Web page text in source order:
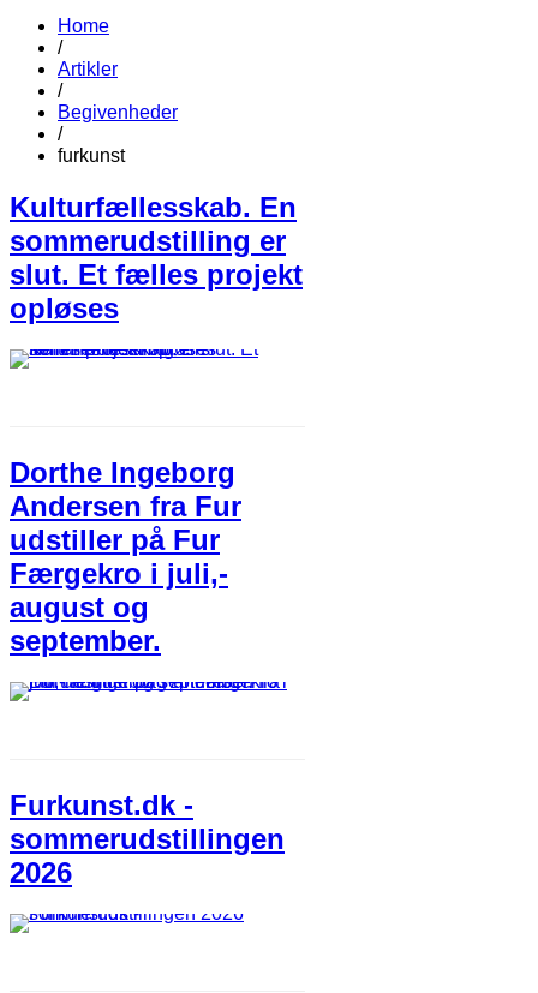
Home
/
Artikler
/
Begivenheder
/
furkunst
Kulturfællesskab. En
sommerudstilling er
slut. Et fælles projekt
opløses
Dorthe Ingeborg
Andersen fra Fur
udstiller på Fur
Færgekro i juli,-
august og
september.
Furkunst.dk -
sommerudstillingen
2026